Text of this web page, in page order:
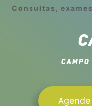
Consultas,